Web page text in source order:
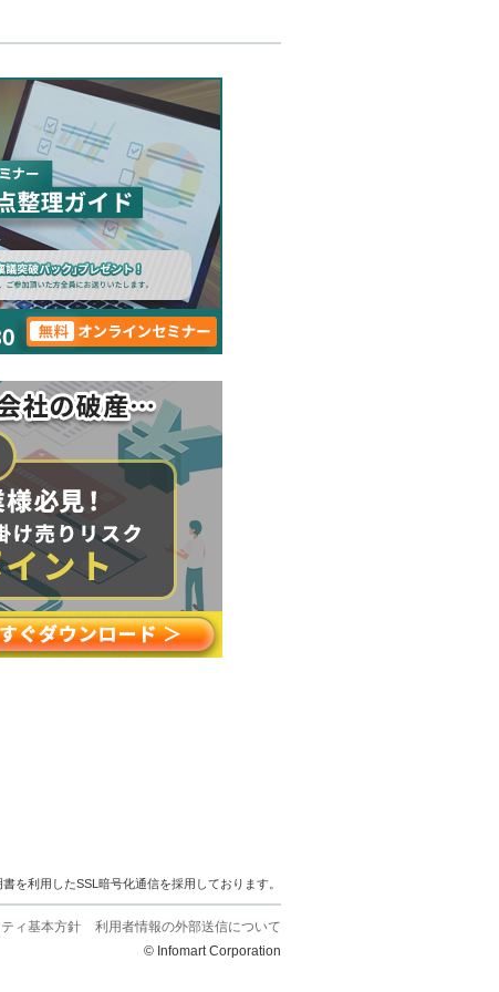
を利用したSSL暗号化通信を採用しております。
ィ基本方針
利用者情報の外部送信について
© Infomart Corporation